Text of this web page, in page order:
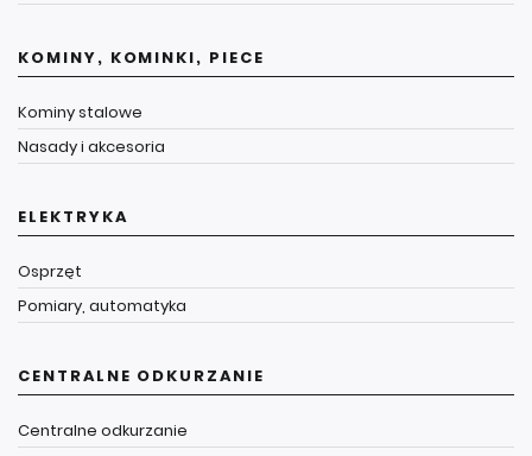
KOMINY, KOMINKI, PIECE
Kominy stalowe
Nasady i akcesoria
ELEKTRYKA
Osprzęt
Pomiary, automatyka
CENTRALNE ODKURZANIE
Centralne odkurzanie